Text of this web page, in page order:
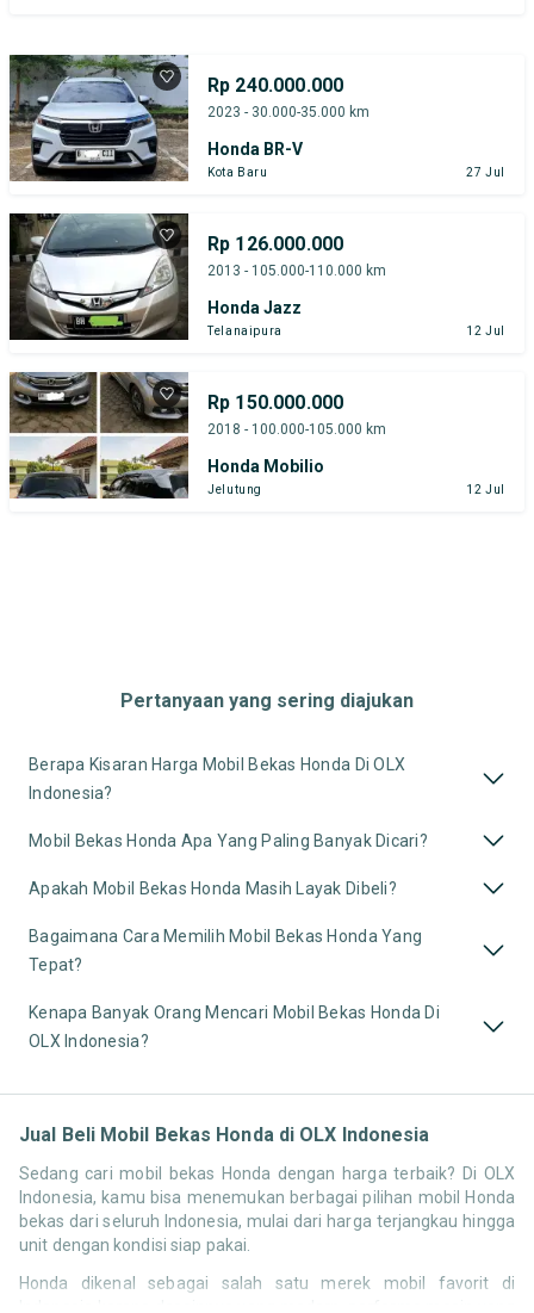
Rp 240.000.000
2023 - 30.000-35.000 km
Honda BR-V
Kota Baru 27 Jul
Rp 126.000.000
2013 - 105.000-110.000 km
Honda Jazz
Telanaipura 12 Jul
Rp 150.000.000
2018 - 100.000-105.000 km
Honda Mobilio
Jelutung 12 Jul
Pertanyaan yang sering diajukan
Berapa Kisaran Harga Mobil Bekas Honda Di OLX
Indonesia?
Mobil Bekas Honda Apa Yang Paling Banyak Dicari?
Apakah Mobil Bekas Honda Masih Layak Dibeli?
Bagaimana Cara Memilih Mobil Bekas Honda Yang
Tepat?
Kenapa Banyak Orang Mencari Mobil Bekas Honda Di
OLX Indonesia?
Jual Beli Mobil Bekas Honda di OLX Indonesia
Sedang cari mobil bekas Honda dengan harga terbaik? Di OLX
Indonesia, kamu bisa menemukan berbagai pilihan mobil Honda
bekas dari seluruh Indonesia, mulai dari harga terjangkau hingga
unit dengan kondisi siap pakai.
Honda dikenal sebagai salah satu merek mobil favorit di